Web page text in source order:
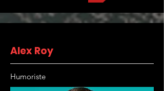
Alex Roy
Humoriste